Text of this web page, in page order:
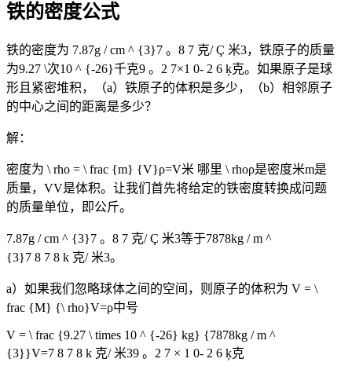
铁的密度公式
铁的密度为 7.87g / cm ^ {3}7 。 8 7 克/Ç 米3，铁原子的质量
为9.27 \次10 ^ {-26}千克9 。 2 7×1 0- 2 6 ķ克。如果原子是球
形且紧密堆积，（a）铁原子的体积是多少，（b）相邻原子
的中心之间的距离是多少？
解：
密度为 \ rho = \ frac {m} {V}ρ=V米 哪里 \ rhoρ是密度米m是
质量， VV是体积。让我们首先将给定的铁密度转换成问题
的质量单位，即公斤。
7.87g / cm ^ {3}7 。 8 7 克/Ç 米3等于7878kg / m ^
{3}7 8 7 8 k 克/ 米3。
a）如果我们忽略球体之间的空间，则原子的体积为 V = \
frac {M} {\ rho}V=ρ中号
V = \ frac {9.27 \ times 10 ^ {-26} kg} {7878kg / m ^
{3}}V=7 8 7 8 k 克/ 米39 。 2 7 × 1 0- 2 6 ķ克